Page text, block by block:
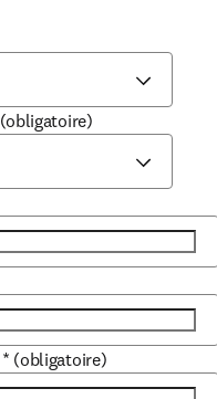
(obligatoire)
* (obligatoire)